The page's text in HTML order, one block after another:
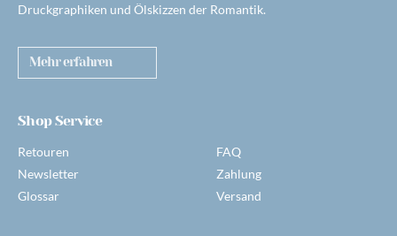
Druckgraphiken und Ölskizzen der Romantik.
Mehr erfahren
Shop Service
Retouren
Newsletter
Glossar
FAQ
Zahlung
Versand